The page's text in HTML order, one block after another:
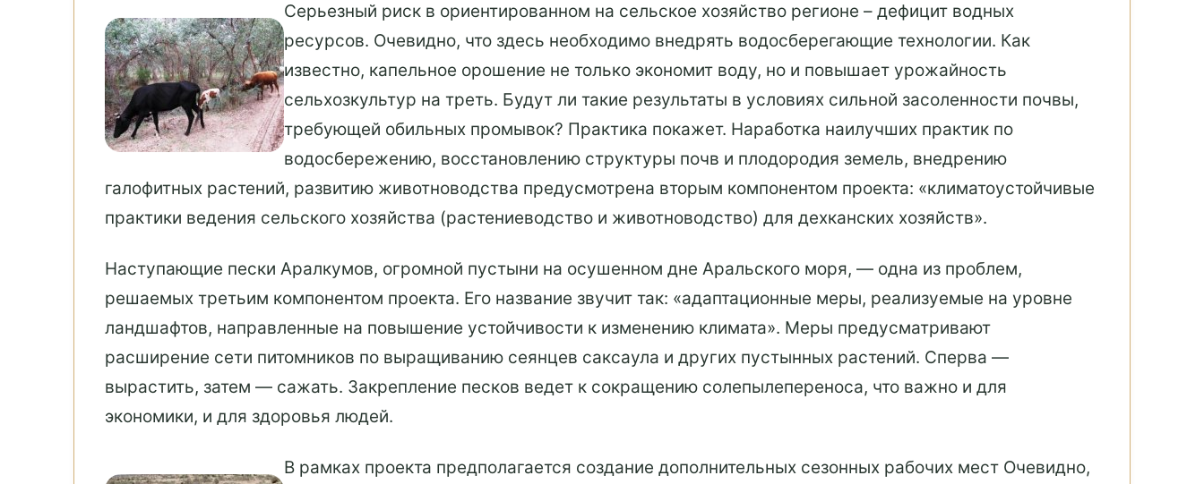
Серьезный риск в ориентированном на сельское хозяйство регионе – дефицит водных
ресурсов. Очевидно, что здесь необходимо внедрять водосберегающие технологии. Как
известно, капельное орошение не только экономит воду, но и повышает урожайность
сельхозкультур на треть. Будут ли такие результаты в условиях сильной засоленности почвы,
требующей обильных промывок? Практика покажет. Наработка наилучших практик по
водосбережению, восстановлению структуры почв и плодородия земель, внедрению
галофитных растений, развитию животноводства предусмотрена вторым компонентом проекта: «климатоустойчивые
практики ведения сельского хозяйства (растениеводство и животноводство) для дехканских хозяйств».
Наступающие пески Аралкумов, огромной пустыни на осушенном дне Аральского моря, — одна из проблем,
решаемых третьим компонентом проекта. Его название звучит так: «адаптационные меры, реализуемые на уровне
ландшафтов, направленные на повышение устойчивости к изменению климата». Меры предусматривают
расширение сети питомников по выращиванию сеянцев саксаула и других пустынных растений. Сперва —
вырастить, затем — сажать. Закрепление песков ведет к сокращению солепылепереноса, что важно и для
экономики, и для здоровья людей.
В рамках проекта предполагается создание дополнительных сезонных рабочих мест Очевидно,